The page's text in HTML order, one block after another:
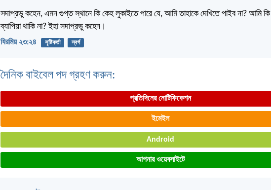
সদাপ্রভু কহেন, এমন গুপ্ত স্থানে কি কেহ লুকাইতে পারে যে, আমি তাহাকে দেখিতে পাইব না? আমি কি
ব্যাপিয়া থাকি না? ইহা সদাপ্রভু কহেন।
যিরমিয় ২৩:২৪ সৃষ্টিকর্তা স্বর্গ
দৈনিক বাইবেল পদ গ্রহণ করুন:
প্রতিদিনের নোটিফিকেশন
ইমেইল
Android
আপনার ওয়েবসাইটে